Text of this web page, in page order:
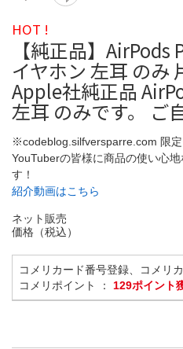
HOT !
【純正品】AirPods
イヤホン 左耳 のみ
Apple社純正品
左耳 のみです。 ご
※codeblog.silfversparre.com 限
YouTuberの皆様に商品の使い心
す！
紹介動画はこちら
ネット販売
価格（税込）
コメリカード番号登録、コメリ
コメリポイント ： 129ポイント